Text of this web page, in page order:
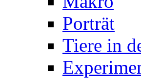
Porträt
Tiere in